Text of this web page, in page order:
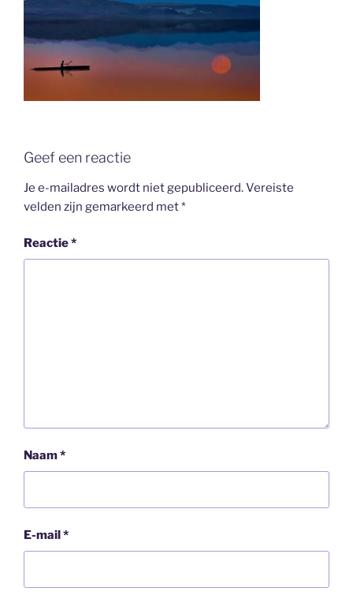
Geef een reactie
Je e-mailadres wordt niet gepubliceerd.Vereiste
velden zijn gemarkeerd met*
Reactie*
Naam*
E-mail*